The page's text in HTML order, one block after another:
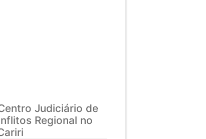
Judiciário de
Regional no